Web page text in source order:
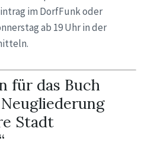
im DorfFunk oder
ab 19 Uhr in der
für das Buch
Stadt